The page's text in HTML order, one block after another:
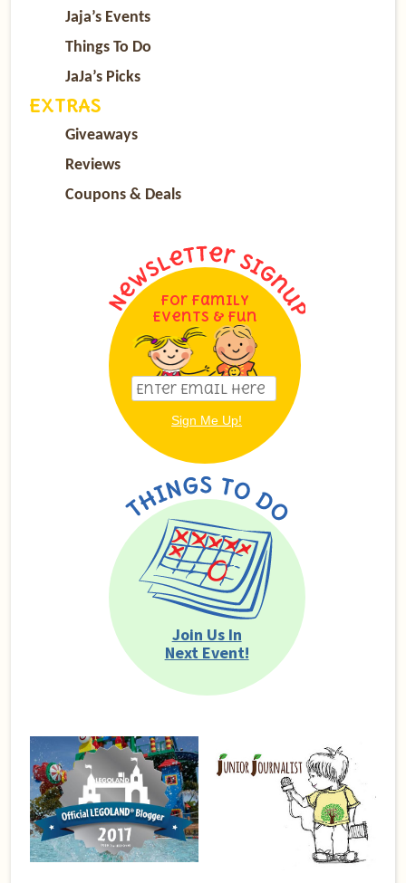
Jaja’s Events
Things To Do
JaJa’s Picks
EXTRAS
Giveaways
Reviews
Coupons & Deals
For Family
Events & Fun
Join Us In
Next Event!